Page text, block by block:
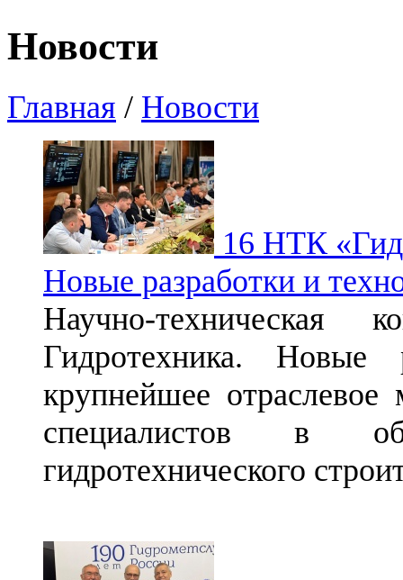
Новости
Главная / Новости
16 НТК
Новые разработки и
Научно-техническая
Гидротехника. Новые
крупнейшее
специалистов в
гидротехнического